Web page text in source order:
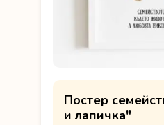
Постер
и лапичка"